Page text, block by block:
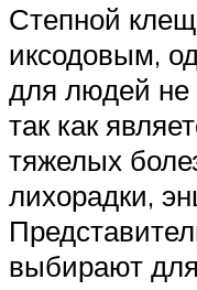
Степной клещ
иксодовым,
для людей
так как
тяжелых
лихорадки,
выбирают